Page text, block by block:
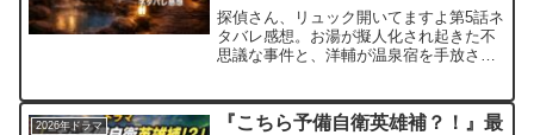
探偵さん、リュック開いてますよ第5話ネ
タバレ感想。お湯が擬人化され起きた不
思議な事件と、洋輔が温泉宿を手放さな
2026年ドラマ
『こちら予備自衛英雄補？！』最